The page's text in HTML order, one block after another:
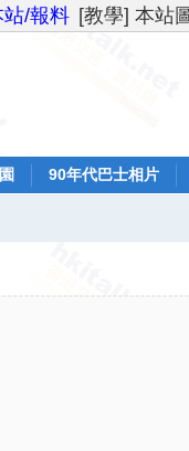
/報料 [教學] 本站
90年代巴士相片